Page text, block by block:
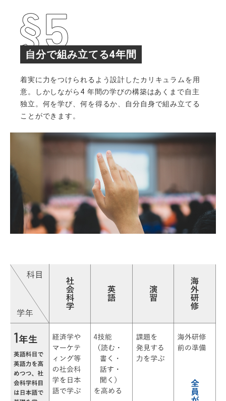
自分で組み立てる4年間
着実に力をつけられるよう設計したカリキュラムを用
意。しかしながら4 年間の学びの構築はあくまで自主
独立。何を学び、何を得るか、自分自身で組み立てる
ことができます。